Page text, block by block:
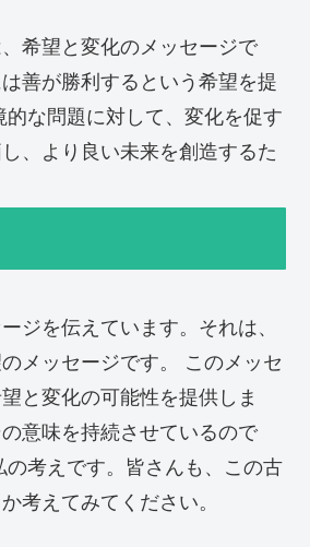
希望と変化のメッセージで
善が勝利するという希望を提
な問題に対して、変化を促す
、より良い未来を創造するた
ジを伝えています。それは、
メッセージです。 このメッセ
と変化の可能性を提供しま
意味を持続させているので
考えです。皆さんも、この古
考えてみてください。